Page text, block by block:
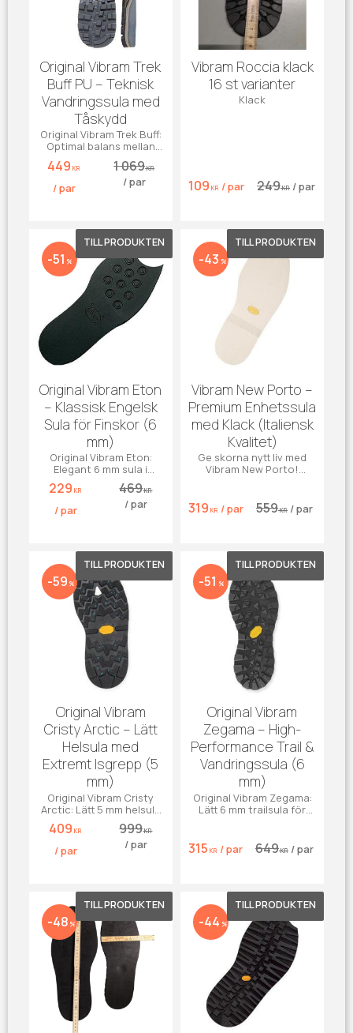
Original Vibram Trek
Buff PU – Teknisk
Vandringssula med
Tåskydd
Original Vibram Trek Buff:
Optimal balans mellan
grepp & slitstyrka.
Uppdraget tåskydd för
449 KR
/par
1 069KR
/par
Vibram Roccia klack
16 st varianter
Klack
109 KR /par 249KR /par
Original Vibram Eton
– Klassisk Engelsk
Sula för Finskor (6
mm)
Original Vibram Eton:
Elegant 6 mm sula i
klassisk engelsk design.
Perfekt för randsydda
229 KR
/par
469KR
/par
51 % Lägg till i favoriter
Vibram New Porto –
Premium Enhetssula
med Klack (Italiensk
Kvalitet)
Ge skorna nytt liv med
Vibram New Porto!
hållbarhet.
319 KR /par 559KR /par
43 % Lägg till
Original Vibram
Cristy Arctic – Lätt
Helsula med
Extremt Isgrepp (5
mm)
Original Vibram Cristy
Arctic: Lätt 5 mm helsula
med Arctic Grip™ för
maximalt fäste på is.
409 KR
/par
999KR
/par
59 % Lägg till i favoriter
Original Vibram
Zegama – High-
Performance Trail &
Vandringssula (6
mm)
Original Vibram Zegama:
Lätt 6 mm trailsula för
315 KR /par 649KR /par
51 % Lägg till
48 % Lägg till i favoriter
44 % Lägg till